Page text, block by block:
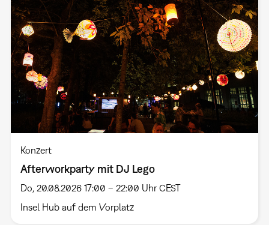
Konzert
Afterworkparty mit DJ Lego
Do, 20.08.2026 17:00 – 22:00 Uhr CEST
Insel Hub auf dem Vorplatz